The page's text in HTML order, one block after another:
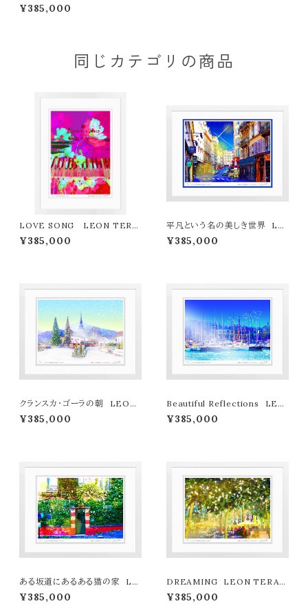
A LEON TERASHIMA版画
作品77作限定（オンライン限定特
¥385,000
同じカテゴリの商品
LOVE SONG LEON TERA
SHIMA版画作品77作限定（オン
ライン限定特典付き作品〉
¥385,000
平凡という名の美しき世界 LE
ON TERASHIMA版画作品77
作限定（オンライン限定特典付き
¥385,000
クランスカ・ゴーラの朝 LEON
TERASHIMA版画作品77作限
定（オンライン限定特典付き作
¥385,000
Beautiful Reflections LEO
N TERASHIMA版画作品77作
限定（オンライン限定特典付き作
¥385,000
ある坂道にあるある猫の家 LE
ON TERASHIMA版画作品77
作限定（オンライン限定特典付き
¥385,000
DREAMING LEON TERAS
HIMA版画作品77作限定（オン
ライン限定特典付き作品〉
¥385,000